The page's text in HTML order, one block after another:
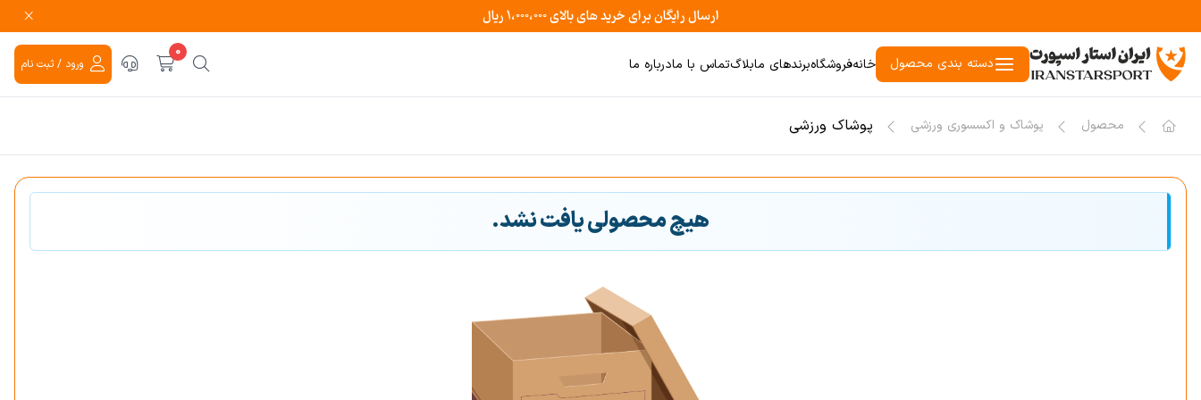
ارسال رایگان برای خرید های بالای ۱،۰۰۰،۰۰۰ ریال
دسته بندی محصول خانهفروشگاهبرندهای مابلاگتماس با مادرباره ما
0
ورود / ثبت نام
محصول پوشاک و اکسسوری ورزشی پوشاک ورزشی
هیچ محصولی یافت نشد.